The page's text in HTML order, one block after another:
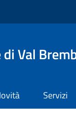
di Val
Servizi